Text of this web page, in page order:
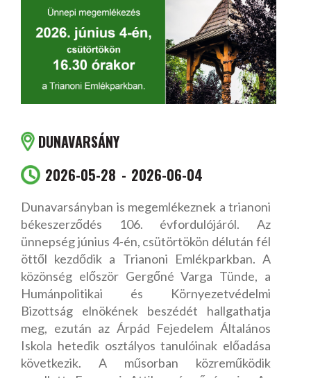
DUNAVARSÁNY
2026-05-28
2026-06-04
Dunavarsányban is megemlékeznek a trianoni
békeszerződés 106. évfordulójáról. Az
ünnepség június 4-én, csütörtökön délután fél
öttől kezdődik a Trianoni Emlékparkban. A
közönség először Gergőné Varga Tünde, a
Humánpolitikai és Környezetvédelmi
Bizottság elnökének beszédét hallgathatja
meg, ezután az Árpád Fejedelem Általános
Iskola hetedik osztályos tanulóinak előadása
következik. A műsorban közreműködik